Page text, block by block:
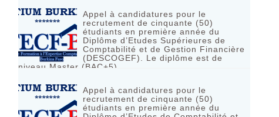
Appel à candidatures pour le
recrutement de cinquante (50)
étudiants en première année du
Diplôme d’Etudes Supérieures de
Comptabilité et de Gestion Financière
(DESCOGEF). Le diplôme est de
niveau Master (BAC+5)
Appel à candidatures pour le
recrutement de cinquante (50)
étudiants en première année du